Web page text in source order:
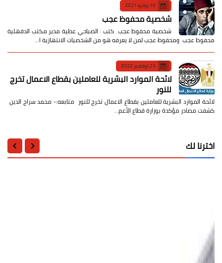
10 يونيو 2021
شخصية محفوظ عجب
شخصية محفوظ عجب كتب : الصباحي عطية مدير مكتب الدقهلية
محفوظ عجب ومحفوظ عجب لمن لا يعرفه هو من الشخصيات الانتهازية ا…
23 نوفمبر 2022
لائحة الموارد البشرية للعاملين بقطاع الاعمال تخرج
للنور
لائحة الموارد البشرية للعاملين بقطاع الاعمال تخرج للنور متابعه:- محمد سراج الدين
كشفت مصادر مؤكدة بوزارة قطاع الأعم…
اخترنا لك